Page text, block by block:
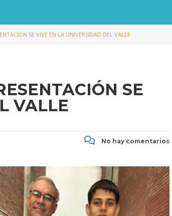
SE VIVE EN LA UNIVERSIDAD DEL VALLE
SE
VALLE
No hay comentarios